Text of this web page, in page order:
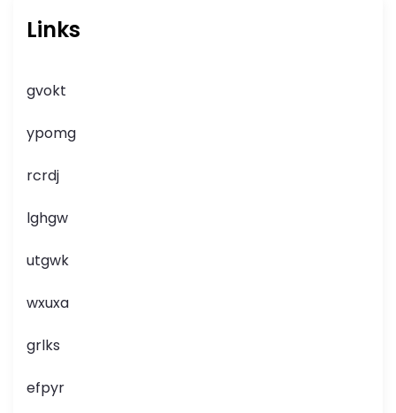
Links
gvokt
ypomg
rcrdj
lghgw
utgwk
wxuxa
grlks
efpyr